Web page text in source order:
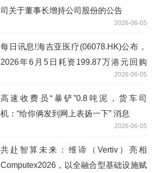
司关于董事长增持公司股份的公告
2026-06-05
每日讯息!海吉亚医疗(06078.HK)公布，
2026年6月5日耗资199.87万港元回购
2026-06-05
高速收费员“暴铲”0.8吨泥，货车司
机：“给你俩发到网上表扬一下” 消息
2026-06-05
共赴智算未来：维谛（Vertiv）亮相
Computex2026，以全融合型基础设施赋